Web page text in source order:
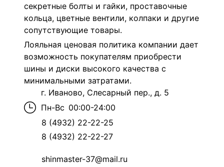
секретные болты и гайки, проставочные
кольца, цветные вентили, колпаки и другие
сопутствующие товары.
Лояльная ценовая политика компании дает
возможность покупателям приобрести
шины и диски высокого качества с
минимальными затратами.
г. Иваново, Слесарный пер., д. 5
Пн-Вс 00:00-24:00
8 (4932) 22-22-25
8 (4932) 22-22-27
shinmaster-37@mail.ru